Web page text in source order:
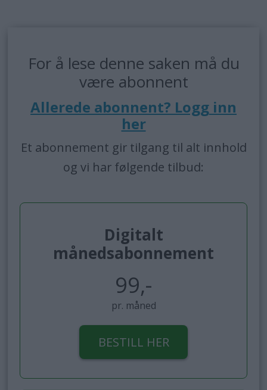
For å lese denne saken må du
være abonnent
Allerede abonnent? Logg inn
her
Et abonnement gir tilgang til alt innhold
og vi har følgende tilbud:
Digitalt
månedsabonnement
99,-
pr. måned
BESTILL HER